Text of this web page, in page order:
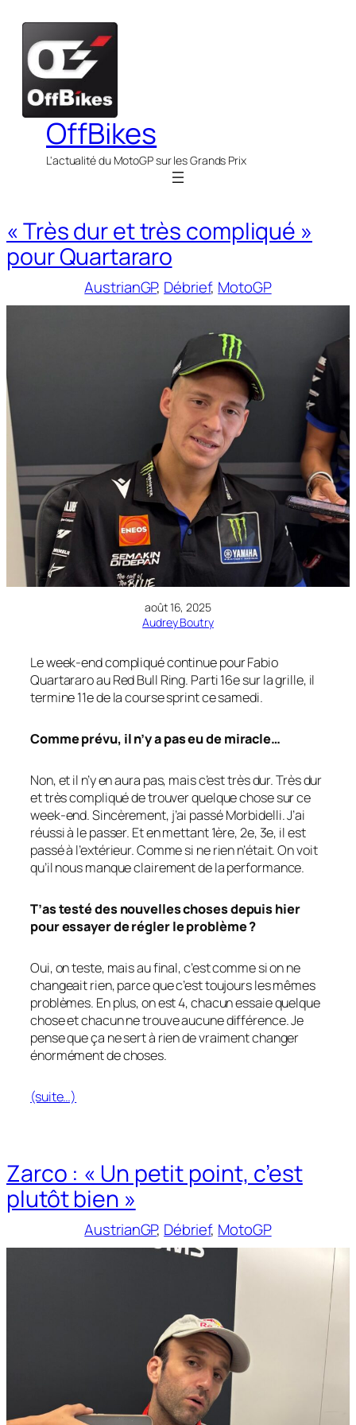
contenu
OffBikes
L'actualité du MotoGP sur les Grands Prix
« Très dur et très compliqué »
pour Quartararo
AustrianGP, Débrief, MotoGP
août 16, 2025
Audrey Boutry
Le week-end compliqué continue pour Fabio
Quartararo au Red Bull Ring. Parti 16e sur la grille, il
termine 11e de la course sprint ce samedi.
Comme prévu, il n’y a pas eu de miracle…
Non, et il n’y en aura pas, mais c’est très dur. Très dur
et très compliqué de trouver quelque chose sur ce
week-end. Sincèrement, j’ai passé Morbidelli. J’ai
réussi à le passer. Et en mettant 1ère, 2e, 3e, il est
passé à l’extérieur. Comme si ne rien n’était. On voit
qu’il nous manque clairement de la performance.
T’as testé des nouvelles choses depuis hier
pour essayer de régler le problème ?
Oui, on teste, mais au final, c’est comme si on ne
changeait rien, parce que c’est toujours les mêmes
problèmes. En plus, on est 4, chacun essaie quelque
chose et chacun ne trouve aucune différence. Je
pense que ça ne sert à rien de vraiment changer
énormément de choses.
(suite…)
Zarco : « Un petit point, c’est
plutôt bien »
AustrianGP, Débrief, MotoGP